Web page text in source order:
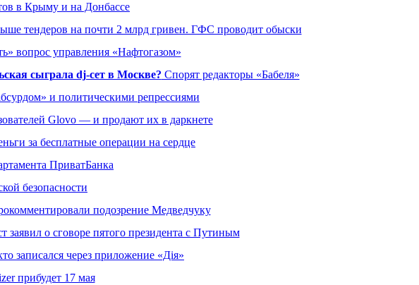
в Крыму и на Донбассе
тендеров на почти 2 млрд гривен. ГФС проводит обыски
вопрос управления «Нафтогазом»
сыграла dj-сет в Москве? Спорят редакторы «Бабеля»
и политическими репрессиями
Glovo — и продают их в даркнете
за бесплатные операции на сердце
ПриватБанка
безопасности
подозрение Медведчуку
заявил о сговоре пятого президента с Путиным
записался через приложение «Дія»
прибудет 17 мая